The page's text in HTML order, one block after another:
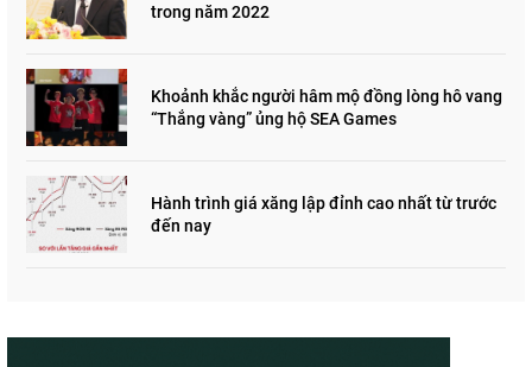
trong năm 2022
Khoảnh khắc người hâm mộ đồng lòng hô vang
“Thắng vàng” ủng hộ SEA Games
Hành trình giá xăng lập đỉnh cao nhất từ trước
đến nay